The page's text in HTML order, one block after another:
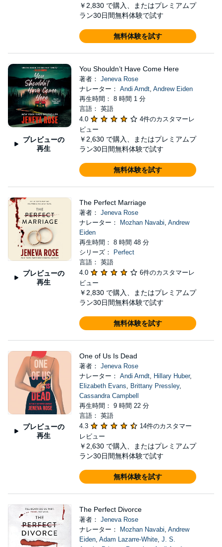
￥2,830 で購入、またはプレミアムプ
ラン30日間無料体験で試す
無料体験を試す
プレビューの
再生
You Shouldn’t Have Come Here
著者： Jeneva Rose
ナレーター： Andi Arndt, Andrew Eiden
再生時間： 8 時間 1 分
言語： 英語
4.0
4件のカスタマーレ
ビュー
￥2,630 で購入、またはプレミアムプ
ラン30日間無料体験で試す
無料体験を試す
プレビューの
再生
The Perfect Marriage
著者： Jeneva Rose
ナレーター：
Mozhan Navabi, Andrew
Eiden
再生時間： 8 時間 48 分
シリーズ：
Perfect
言語： 英語
4.0
6件のカスタマーレ
ビュー
￥2,830 で購入、またはプレミアムプ
ラン30日間無料体験で試す
無料体験を試す
プレビューの
再生
One of Us Is Dead
著者： Jeneva Rose
ナレーター： Andi Arndt, Hillary Huber,
Elizabeth Evans, Brittany Pressley,
Cassandra Campbell
再生時間： 9 時間 22 分
言語： 英語
4.3
14件のカスタマー
レビュー
￥2,630 で購入、またはプレミアムプ
ラン30日間無料体験で試す
無料体験を試す
The Perfect Divorce
著者： Jeneva Rose
ナレーター：
Mozhan Navabi, Andrew
Eiden, Adam Lazarre-White, J. S.